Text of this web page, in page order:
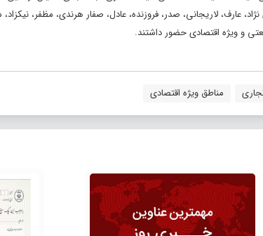
عارف، لاریجانی، صدر، فروزنده، عادل، صفار هرندی، مظفر، نیکزاد،
و ویژه اقتصادی حضور داشتند.
مناطق ویژه اقتصادی